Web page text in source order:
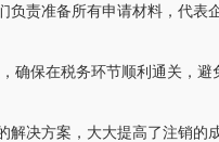
责准备所有申请材料，代表
保在税务环节顺利通关，避
决方案，大大提高了注销的成